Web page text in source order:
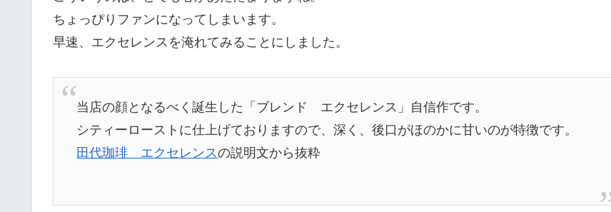
ちょっぴりファンになってしまいます。
早速、エクセレンスを淹れてみることにしました。
当店の顔となるべく誕生した「ブレンド エクセレンス」自信作です。
シティーローストに仕上げておりますので、深く、後口がほのかに甘いのが特徴です。
田代珈琲 エクセレンスの説明文から抜粋